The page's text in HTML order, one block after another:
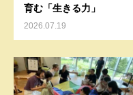
育む「生きる力」
2026.07.19